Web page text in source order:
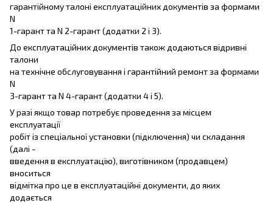
гарантійному талоні експлуатаційних документів за формами
N
1-гарант та N 2-гарант (додатки 2 і 3).
До експлуатаційних документів також додаються відривні
талони
на технічне обслуговування і гарантійний ремонт за формами
N
3-гарант та N 4-гарант (додатки 4 і 5).
У разі якщо товар потребує проведення за місцем
експлуатації
робіт із спеціальної установки (підключення) чи складання
(далі -
введення в експлуатацію), виготівником (продавцем)
вноситься
відмітка про це в експлуатаційні документи, до яких
додається